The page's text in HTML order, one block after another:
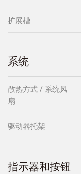
扩展槽
系统
散热方式 / 系统风
扇
驱动器托架
指示器和按钮